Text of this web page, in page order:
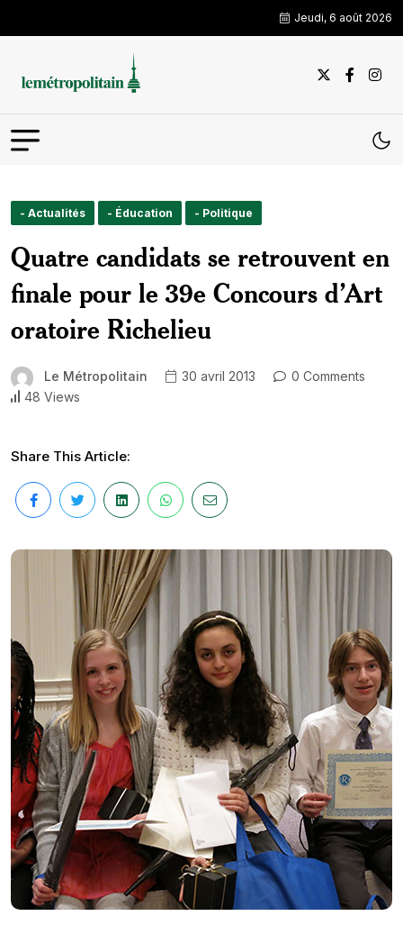
Jeudi, 6 août 2026
- Actualités - Éducation - Politique
Quatre candidats se retrouvent en
finale pour le 39e Concours d’Art
oratoire Richelieu
Le Métropolitain 30 avril 2013
0 Comments
48 Views
Share This Article: